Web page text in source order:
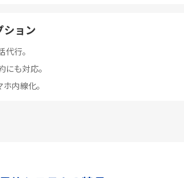
ション
行。
も対応。
内線化。